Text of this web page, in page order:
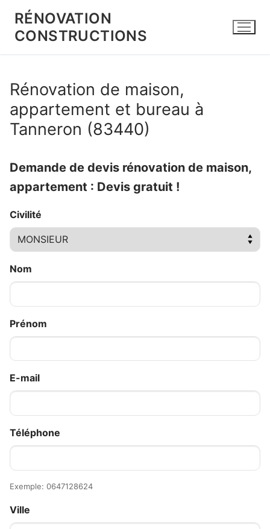
contenu
RÉNOVATION
CONSTRUCTIONS
Rénovation de maison,
appartement et bureau à
Tanneron (83440)
Demande de devis rénovation de maison,
appartement : Devis gratuit !
Civilité
Nom
Prénom
E-mail
Téléphone
Exemple: 0647128624
Ville